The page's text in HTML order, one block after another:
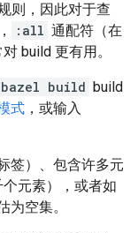
则，因此对于查
:all 通配符（在
build 更有用。
bazel build build
式 ，或输入
签）、包含许多元
个元素），或者如
空集。